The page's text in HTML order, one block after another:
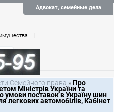
Адвокат, семейные дела
|
Семейного права » Про
Міністрів України та
умови поставок в Україну шин
легкових автомобілів, Кабінет